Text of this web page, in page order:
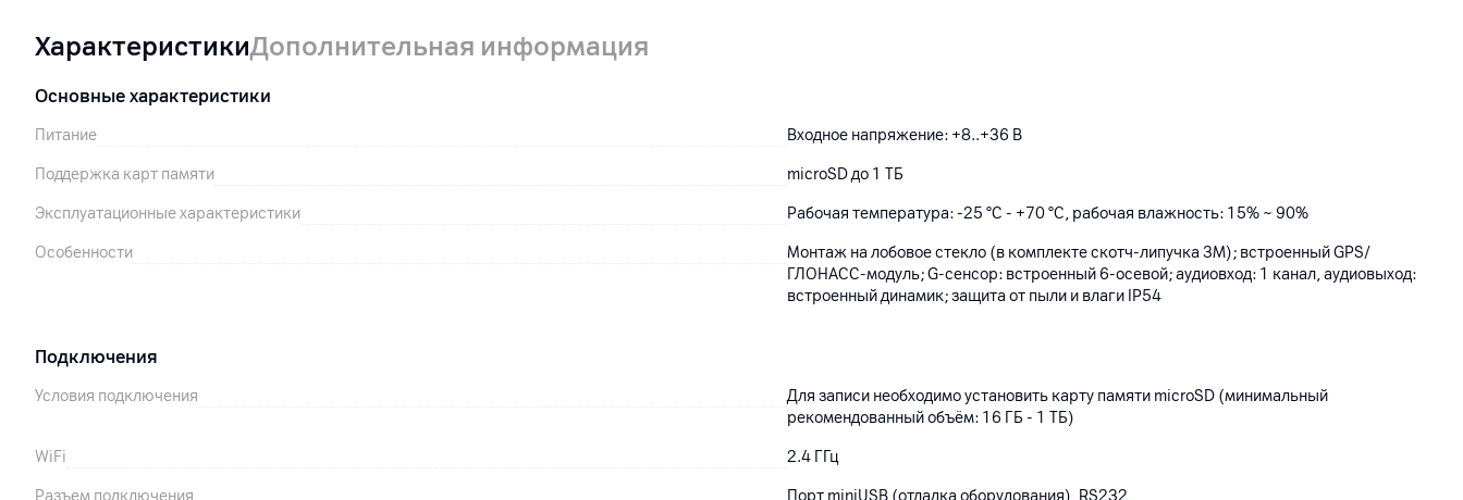
ХарактеристикиДополнительная информация
Основные характеристики
Питание Входное напряжение: +8..+36 В
Поддержка карт памяти microSD до 1 ТБ
Эксплуатационные характеристики Рабочая температура: -25 °С - +70 °С, рабочая влажность: 15% ~ 90%
Особенности
Монтаж на лобовое стекло (в комплекте скотч-липучка 3M); встроенный GPS/
ГЛОНАСС-модуль; G-сенсор: встроенный 6-осевой; аудиовход: 1 канал, аудиовыход:
встроенный динамик; защита от пыли и влаги IP54
Подключения
Условия подключения
Для записи необходимо установить карту памяти microSD (минимальный
рекомендованный объём: 16 ГБ - 1 ТБ)
WiFi 2.4 ГГц
Разъем подключения Порт miniUSB (отладка оборудования), RS232